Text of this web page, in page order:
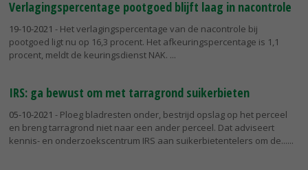
Verlagingspercentage pootgoed blijft laag in nacontrole
19-10-2021 - Het verlagingspercentage van de nacontrole bij
pootgoed ligt nu op 16,3 procent. Het afkeuringspercentage is 1,1
procent, meldt de keuringsdienst NAK.
IRS: ga bewust om met tarragrond suikerbieten
05-10-2021 - Ploeg bladresten onder, bestrijd opslag op het perceel
en breng tarragrond niet naar een ander perceel. Dat adviseert
kennis- en onderzoekscentrum IRS aan suikerbietentelers om de...